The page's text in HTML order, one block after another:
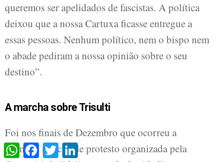
queremos ser apelidados de fascistas. A política
deixou que a nossa Cartuxa ficasse entregue a
essas pessoas. Nenhum político, nem o bispo nem
o abade pediram a nossa opinião sobre o seu
destino”.
A marcha sobre Trisulti
Foi nos finais de Dezembro que ocorreu a
primeira marcha de protesto organizada pela
WhatsAppFacebookTwitterLinkedIn